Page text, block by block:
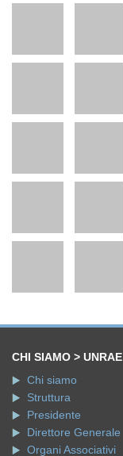
CHI SIAMO > UNRAE
Chi siamo
Struttura
Presidente
Direttore Generale
Organi Associativi